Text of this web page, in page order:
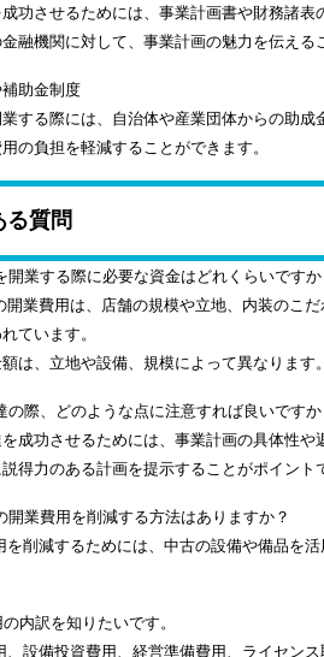
功させるためには、事業計画書や財務諸表
融機関に対して、事業計画の魅力を伝える
補助金制度
する際には、自治体や産業団体からの助
の負担を軽減することができます。
る質問
開業する際に必要な資金はどれくらいですか
開業費用は、店舗の規模や立地、内装のこ
ています。
は、立地や設備、規模によって異なります。
の際、どのような点に注意すれば良いですか
成功させるためには、事業計画の具体性や
得力のある計画を提示することがポイント
開業費用を削減する方法はありますか？
を削減するためには、中古の設備や備品を
内訳を知りたいです。
、設備投資費用、経営準備費用、ライセン